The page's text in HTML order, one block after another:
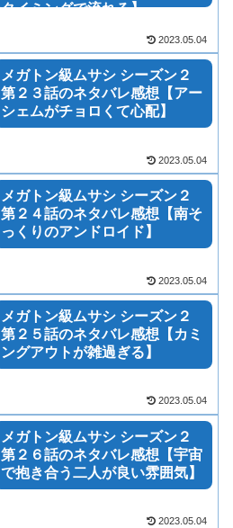
タイミングで流れる】
2023.05.04
メガトン級ムサシ シーズン２
第２３話のネタバレ感想【アー
シェムがチョロくて心配】
2023.05.04
メガトン級ムサシ シーズン２
第２４話のネタバレ感想【南そ
っくりのアンドロイド】
2023.05.04
メガトン級ムサシ シーズン２
第２５話のネタバレ感想【カミ
ングアウトが雑過ぎる】
2023.05.04
メガトン級ムサシ シーズン２
第２６話のネタバレ感想【宇宙
で抱き合う二人が良い雰囲気】
2023.05.04